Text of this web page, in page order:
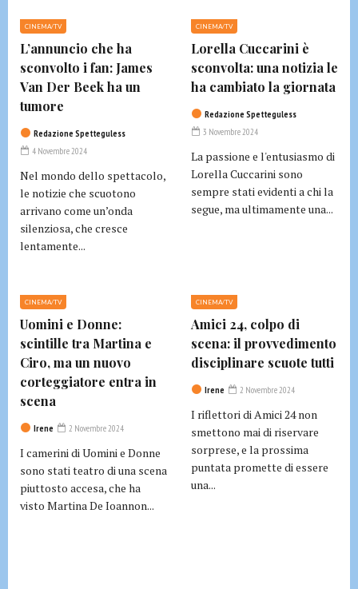
CINEMA/TV
L’annuncio che ha
sconvolto i fan: James
Van Der Beek ha un
tumore
Redazione Spetteguless
4 Novembre 2024
Nel mondo dello spettacolo,
le notizie che scuotono
arrivano come un’onda
silenziosa, che cresce
lentamente...
CINEMA/TV
Lorella Cuccarini è
sconvolta: una notizia le
ha cambiato la giornata
Redazione Spetteguless
3 Novembre 2024
La passione e l'entusiasmo di
Lorella Cuccarini sono
sempre stati evidenti a chi la
segue, ma ultimamente una...
CINEMA/TV
Uomini e Donne:
scintille tra Martina e
Ciro, ma un nuovo
corteggiatore entra in
scena
Irene 2 Novembre 2024
I camerini di Uomini e Donne
sono stati teatro di una scena
piuttosto accesa, che ha
visto Martina De Ioannon...
CINEMA/TV
Amici 24, colpo di
scena: il provvedimento
disciplinare scuote tutti
Irene 2 Novembre 2024
I riflettori di Amici 24 non
smettono mai di riservare
sorprese, e la prossima
puntata promette di essere
una...